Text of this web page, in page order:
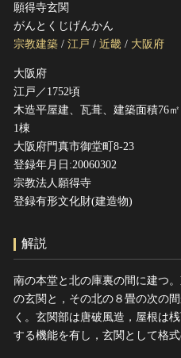
文化遺産データベース
願得寺玄関
がんとくじげんかん
宗教建築 / 江戸 / 近畿 / 大阪府
大阪府
江戸／1752頃
木造平屋建、瓦葺、建築面積76㎡
1棟
大阪府門真市御堂町8-23
登録年月日:20060302
宗教法人願得寺
登録有形文化財(建造物)
解説
南の本堂と北の庫裏の間に建つ
の玄関と，その北の８畳の次の
く。玄関部は唐破風造，屋根は
する機能を有し，玄関として格